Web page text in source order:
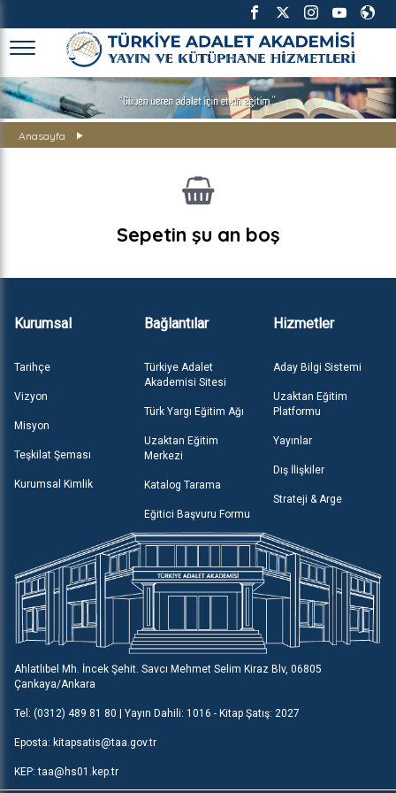
TÜRKİYE ADALET
Anasayfa
Sepetin şu an boş
Kurumsal
Tarihçe
Vizyon
Misyon
Teşkilat Şeması
Kurumsal Kimlik
Bağlantılar
Türkiye Adalet
Akademisi Sitesi
Türk Yargı Eğitim Ağı
Uzaktan Eğitim
Merkezi
Katalog Tarama
Eğitici Başvuru Formu
Hizmetler
Aday Bilgi Sistemi
Uzaktan Eğitim
Platformu
Yayınlar
Dış İlişkiler
Strateji & Arge
Ahlatlıbel Mh. İncek Şehit. Savcı Mehmet Selim Kiraz Blv, 06805
Çankaya/Ankara
Tel: (0312) 489 81 80 | Yayın Dahili: 1016 - Kitap Şatış: 2027
Eposta: kitapsatis@taa.gov.tr
KEP: taa@hs01.kep.tr